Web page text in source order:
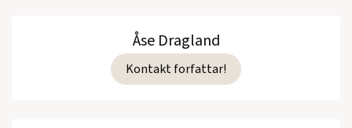
Åse Dragland
Kontakt forfattar!